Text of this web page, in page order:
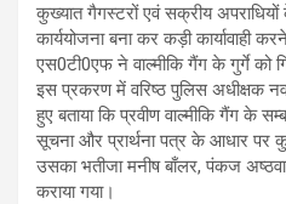
कुख्यात गैगस्टरों एवं सक्रीय अपराधियों के
कार्ययोजना बना कर कड़ी कार्यावाही
एस0टी0एफ ने वाल्मीकि गैंग के गुर्गे को
इस प्रकरण में वरिष्ठ पुलिस अधीक्षक
हुए बताया कि प्रवीण वाल्मीकि गैंग के
सूचना और प्रार्थना पत्र के आधार पर
उसका भतीजा मनीष बाँलर, पंकज
कराया गया।